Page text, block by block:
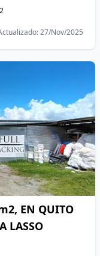
2
27/Nov/2025
EN QUITO
LASSO